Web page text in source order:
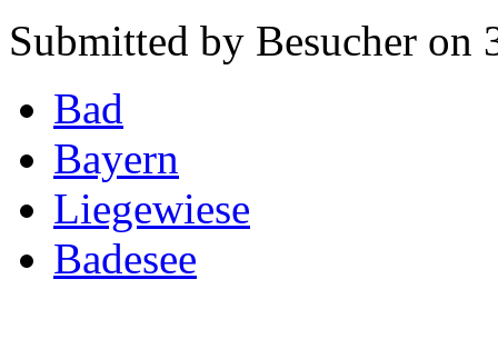
Submitted by Besucher on
Bad
Bayern
Liegewiese
Badesee